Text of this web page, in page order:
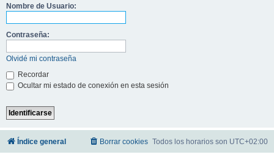
Nombre de Usuario:
Contraseña:
Olvidé mi contraseña
Recordar
Ocultar mi estado de conexión en esta sesión
Índice general Todos los horarios son UTC+02:00
Borrar cookies